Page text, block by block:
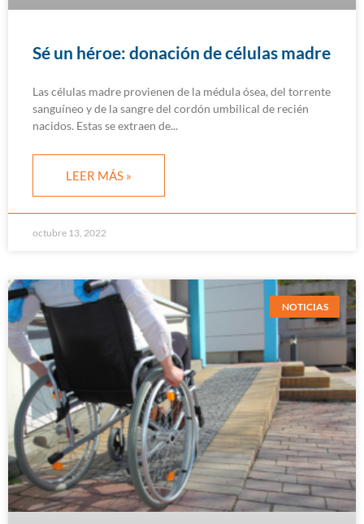
Sé un héroe: donación de células madre
Las células madre provienen de la médula ósea, del torrente
sanguíneo y de la sangre del cordón umbilical de recién
nacidos. Estas se extraen de
LEER MÁS »
octubre 13, 2022
NOTICIAS